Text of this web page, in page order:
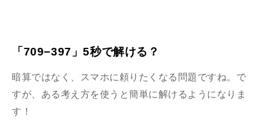
「709−397」5秒で解ける？
暗算ではなく、スマホに頼りたくなる問題ですね。で
すが、ある考え方を使うと簡単に解けるようになりま
す！